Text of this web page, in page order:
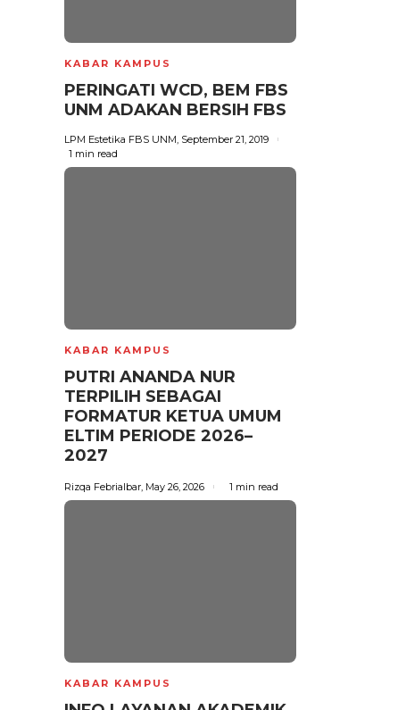
KABAR KAMPUS
PERINGATI WCD, BEM FBS
UNM ADAKAN BERSIH FBS
LPM Estetika FBS UNM, September 21, 2019
1 min read
KABAR KAMPUS
PUTRI ANANDA NUR
TERPILIH SEBAGAI
FORMATUR KETUA UMUM
ELTIM PERIODE 2026–
2027
Rizqa Febrialbar, May 26, 2026 1 min read
KABAR KAMPUS